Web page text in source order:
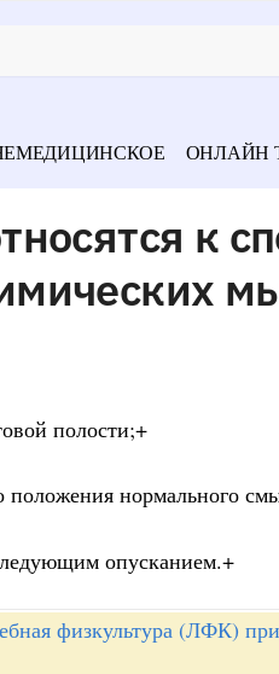
ОНЛАЙН
к
полости;+
положения нор­мального
опусканием.+
физкультура (ЛФК)